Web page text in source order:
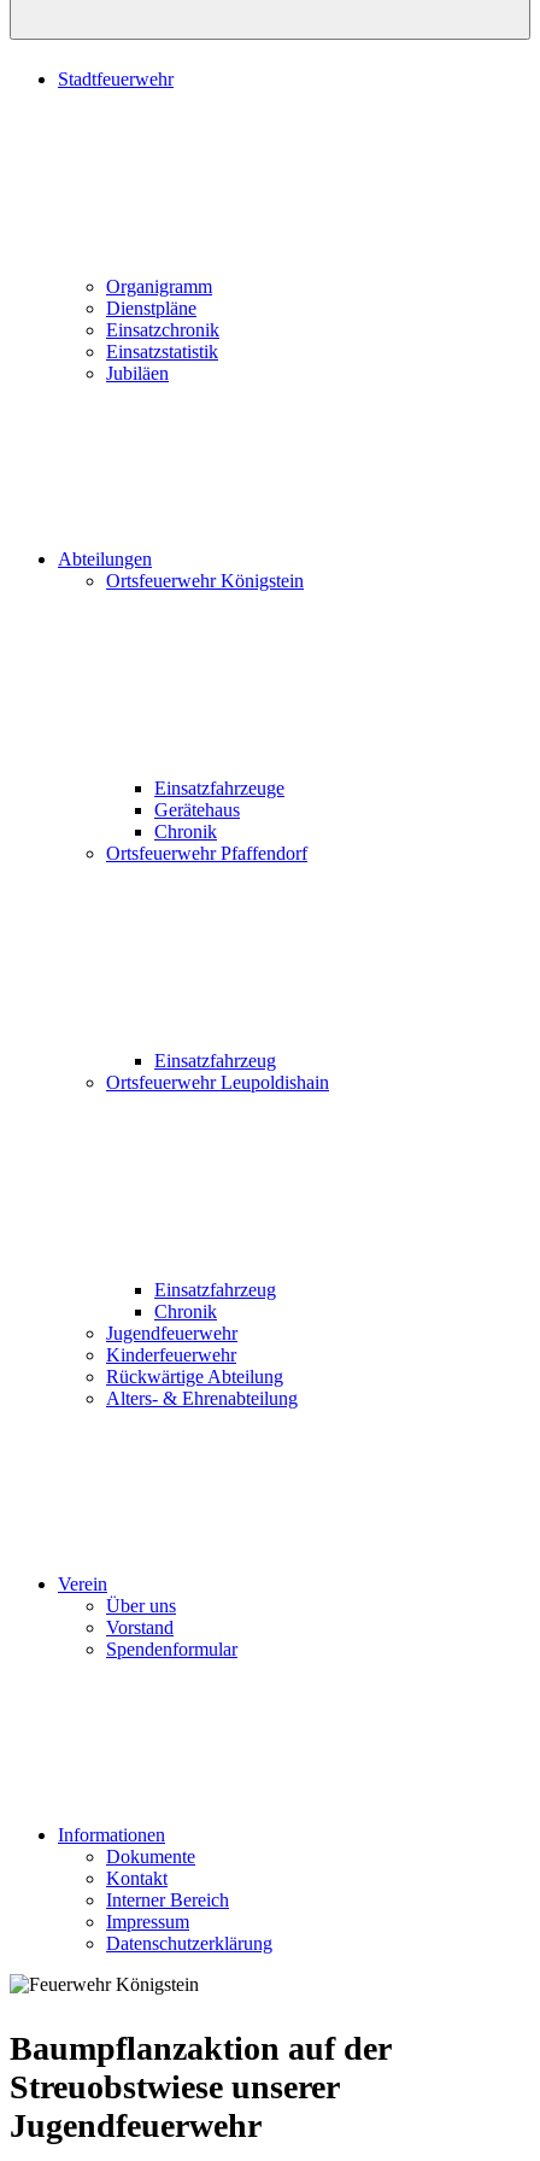
Stadtfeuerwehr
Organigramm
Dienstpläne
Einsatzchronik
Einsatzstatistik
Jubiläen
Abteilungen
Ortsfeuerwehr Königstein
Einsatzfahrzeuge
Gerätehaus
Chronik
Ortsfeuerwehr Pfaffendorf
Einsatzfahrzeug
Ortsfeuerwehr Leupoldishain
Einsatzfahrzeug
Chronik
Jugendfeuerwehr
Kinderfeuerwehr
Rückwärtige Abteilung
Alters- & Ehrenabteilung
Verein
Über uns
Vorstand
Spendenformular
Informationen
Dokumente
Kontakt
Interner Bereich
Impressum
Datenschutzerklärung
Baumpflanzaktion auf der
Streuobstwiese unserer
Jugendfeuerwehr